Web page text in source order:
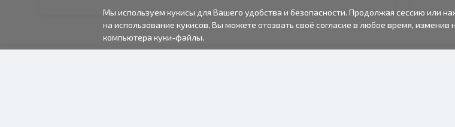
Мы используем кукисы для Вашего удобства и безопасности. Продолжая сессию или
на использование кукисов. Вы можете отозвать своё согласие в любое время, изменив
компьютера куки-файлы.